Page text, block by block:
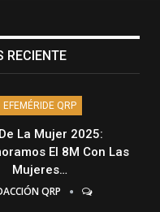
RECIENTE
EFEMÉRIDE QRP
La Mujer 2025:
El 8M Con Las
Mujeres…
QRP